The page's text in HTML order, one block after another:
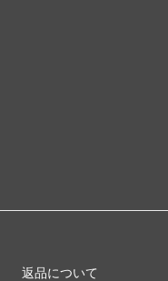
返品について